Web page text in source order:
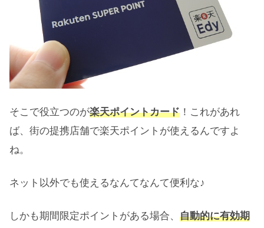
そこで役立つのが楽天ポイントカード ！これがあれ
ば、街の提携店舗で楽天ポイントが使えるんですよ
ね。
ネット以外でも使えるなんてなんて便利な♪
しかも期間限定ポイントがある場合、 自動的に有効期